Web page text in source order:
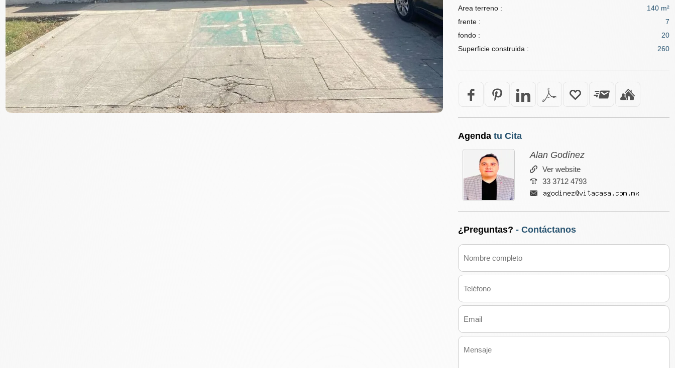
Area terreno :
140 m²
frente :
7
fondo :
20
Superficie construida :
260
Agendatu Cita
Alan Godínez
Ver website
33 3712 4793
¿Preguntas? - Contáctanos